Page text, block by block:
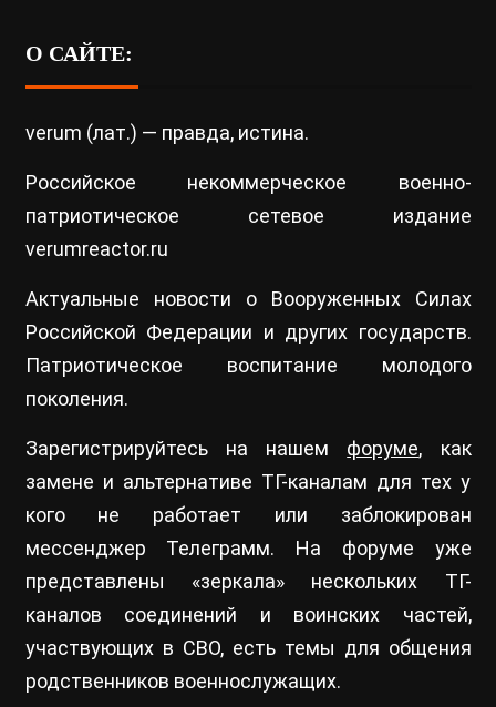
О САЙТЕ:
verum (лат.) — правда, истина.
Российское некоммерческое военно-
патриотическое сетевое издание
verumreactor.ru
Актуальные новости о Вооруженных Силах
Российской Федерации и других государств.
Патриотическое воспитание молодого
поколения.
Зарегистрируйтесь на нашем форуме, как
замене и альтернативе ТГ-каналам для тех у
кого не работает или заблокирован
мессенджер Телеграмм. На форуме уже
представлены «зеркала» нескольких ТГ-
каналов соединений и воинских частей,
участвующих в СВО, есть темы для общения
родственников военнослужащих.